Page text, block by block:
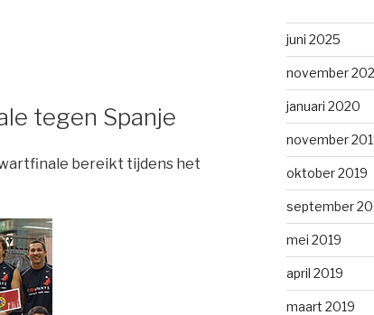
tegen Spanje
bereikt tijdens het
juni 2025
november
januari 2020
november
oktober 2019
september
mei 2019
april 2019
maart 2019